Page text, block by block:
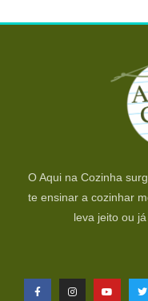
O Aqui na Cozinha
te ensinar a cozinhar
leva jeito ou